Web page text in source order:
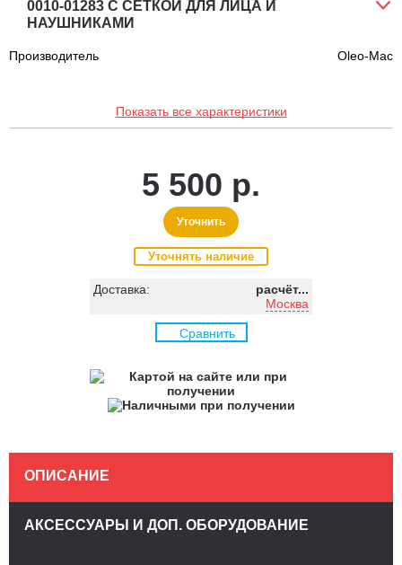
0010-01283 С СЕТКОЙ ДЛЯ ЛИЦА И
НАУШНИКАМИ
Производитель Oleo-Mac
Показать все характеристики
5 500 р.
Уточнить
Уточнять наличие
Доставка:
расчёт...
Москва
Сравнить
ОПИСАНИЕ
АКСЕССУАРЫ И ДОП. ОБОРУДОВАНИЕ